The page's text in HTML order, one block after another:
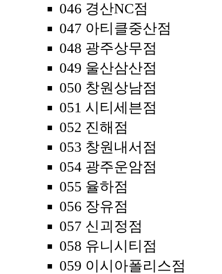
046 경산NC점
047 아티클중산점
048 광주상무점
049 울산삼산점
050 창원상남점
051 시티세븐점
052 진해점
053 창원내서점
054 광주운암점
055 율하점
056 장유점
057 신괴정점
058 유니시티점
059 이시아폴리스점